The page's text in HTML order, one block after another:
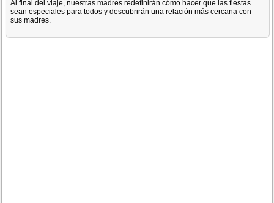
Al final del viaje, nuestras madres redefinirán cómo hacer que las fiestas
sean especiales para todos y descubrirán una relación más cercana con
sus madres.